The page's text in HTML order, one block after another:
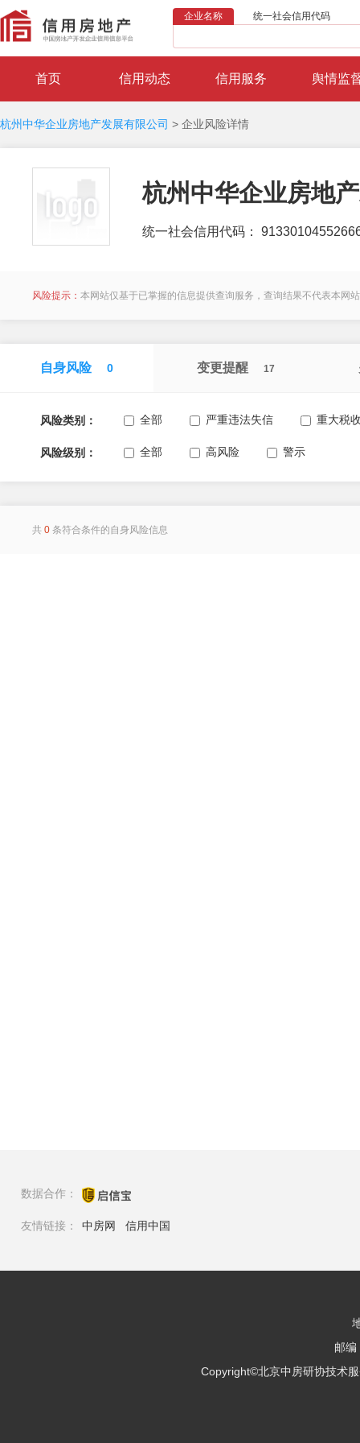
企业名称 统一社会信用代码
首页 信用动态 信用服务 舆情监
杭州中华企业房地产发展有限公司 > 企业风险详情
杭州中华企业房地
统一社会信用代码：
风险提示： 本网站仅基于已掌握的信息提供查询服务，查询结果不代表本网
自身风险 0 变更提醒 17
风险类别： 全部 严重违法失信 重大税
风险级别： 全部 高风险 警示
共 0 条符合条件的自身风险信息
数据合作：
友情链接： 中房网 信用中国
邮
Copyright©北京中房研协技术